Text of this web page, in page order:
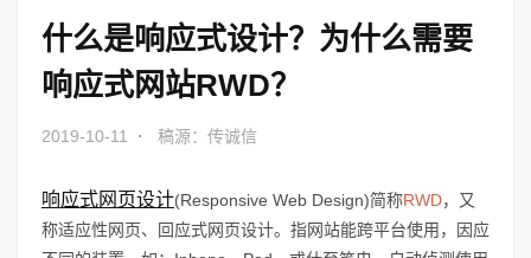
什么是响应式设计？为什么需要
响应式网站RWD？
2019-10-11 · 稿源：传诚信
响应式网页设计(Responsive Web Design)简称RWD，又
称适应性网页、回应式网页设计。指网站能跨平台使用，因应